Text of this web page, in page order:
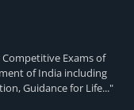
Exams of
of India including
Guidance for Life..."